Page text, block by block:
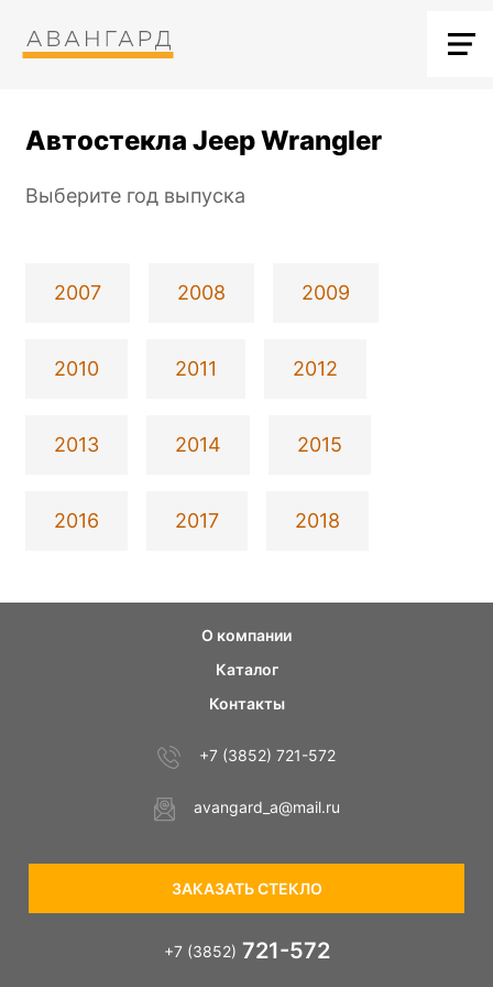
Автостекла Jeep Wrangler
Выберите год выпуска
2007 2008 2009
2010 2011 2012
2013 2014 2015
2016 2017 2018
О компании
Каталог
Контакты
+7 (3852) 721-572
avangard_a@mail.ru
ЗАКАЗАТЬ СТЕКЛО
+7 (3852) 721-572